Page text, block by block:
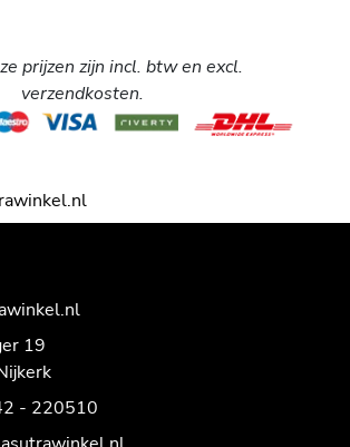
prijzen zijn incl. btw en excl.
verzendkosten.
19
- 220510